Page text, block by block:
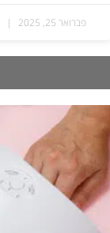
פברואר 25, 2025